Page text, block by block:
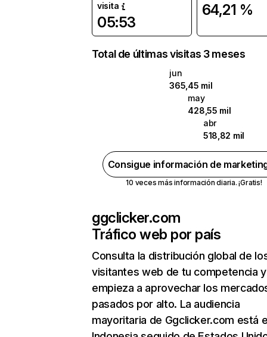
visita
05:53
64,21 %
Total de últimas visitas 3 meses
jun
365,45 mil
may
428,55 mil
abr
518,82 mil
Consigue información de
10 veces más información diaria. ¡Gratis!
ggclicker.com
Tráfico web por país
Consulta la distribución global de
visitantes web de tu competencia y
empieza a aprovechar los
pasados por alto. La audiencia
mayoritaria de Ggclicker.com está